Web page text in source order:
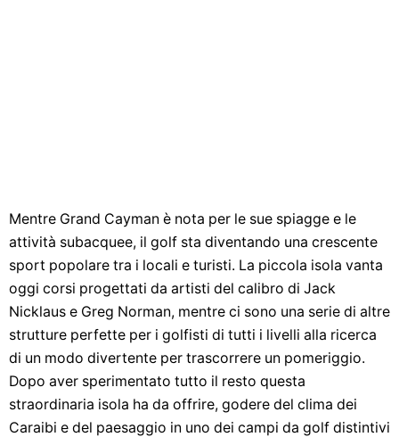
Mentre Grand Cayman è nota per le sue spiagge e le
attività subacquee, il golf sta diventando una crescente
sport popolare tra i locali e turisti. La piccola isola vanta
oggi corsi progettati da artisti del calibro di Jack
Nicklaus e Greg Norman, mentre ci sono una serie di altre
strutture perfette per i golfisti di tutti i livelli alla ricerca
di un modo divertente per trascorrere un pomeriggio.
Dopo aver sperimentato tutto il resto questa
straordinaria isola ha da offrire, godere del clima dei
Caraibi e del paesaggio in uno dei campi da golf distintivi